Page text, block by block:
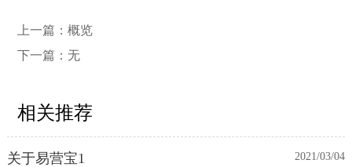
上一篇： 概览
下一篇：无
相关推荐
关于易营宝1 2021/03/04